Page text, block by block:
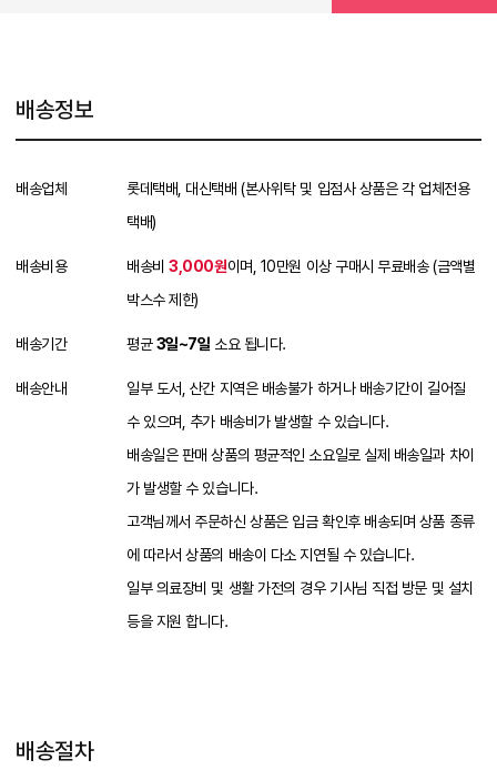
배송정보
배송업체
롯데택배, 대신택배 (본사위탁 및 입점사 상품은 각 업체전용
택배)
배송비용 배송비3,000원이며, 10만원 이상 구매시 무료배송 (금액별
박스수 제한)
배송기간 평균3일~7일 소요 됩니다.
배송안내
일부 도서, 산간 지역은 배송불가 하거나 배송기간이 길어질
수 있으며, 추가 배송비가 발생할 수 있습니다.
배송일은 판매 상품의 평균적인 소요일로 실제 배송일과 차이
가 발생할 수 있습니다.
고객님께서 주문하신 상품은 입금 확인후 배송되며 상품 종류
에 따라서 상품의 배송이 다소 지연될 수 있습니다.
일부 의료장비 및 생활 가전의 경우 기사님 직접 방문 및 설치
등을 지원 합니다.
배송절차